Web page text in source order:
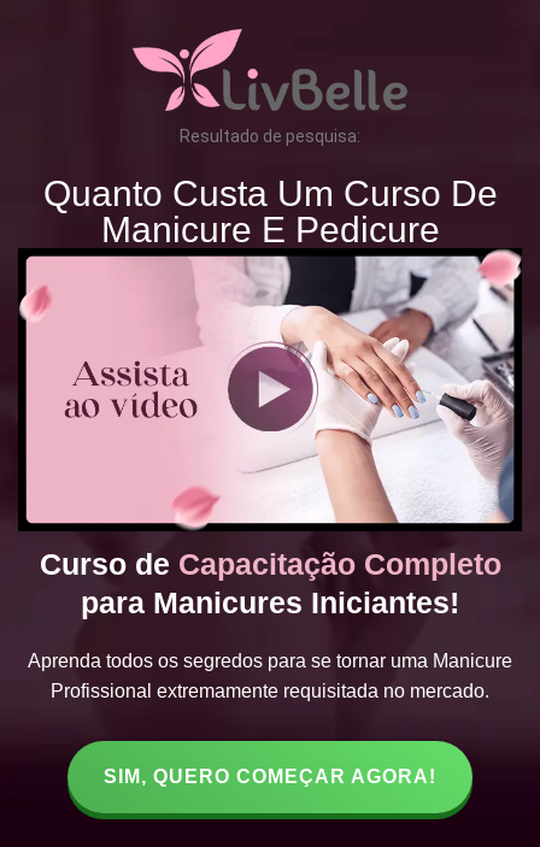
Resultado de pesquisa:
Quanto Custa Um Curso De
Manicure E Pedicure
Curso de Capacitação Completo
para Manicures Iniciantes!
Aprenda todos os segredos para se tornar uma Manicure
Profissional extremamente requisitada no mercado.
SIM, QUERO COMEÇAR AGORA!